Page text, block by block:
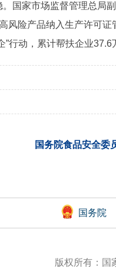
国家市场监督管理总局
风险产品纳入生产许可
”行动，累计帮扶企业37.6
国务院食品安全委
国务院
版权所有：